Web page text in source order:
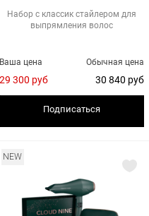
Набор с классик стайлером для
выпрямления волос
Обычная цена
30 840 руб
Ваша цена
29 300 руб
Подписаться
NEW